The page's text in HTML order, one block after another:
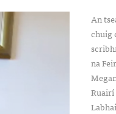
An
chuig
na
Ruairí